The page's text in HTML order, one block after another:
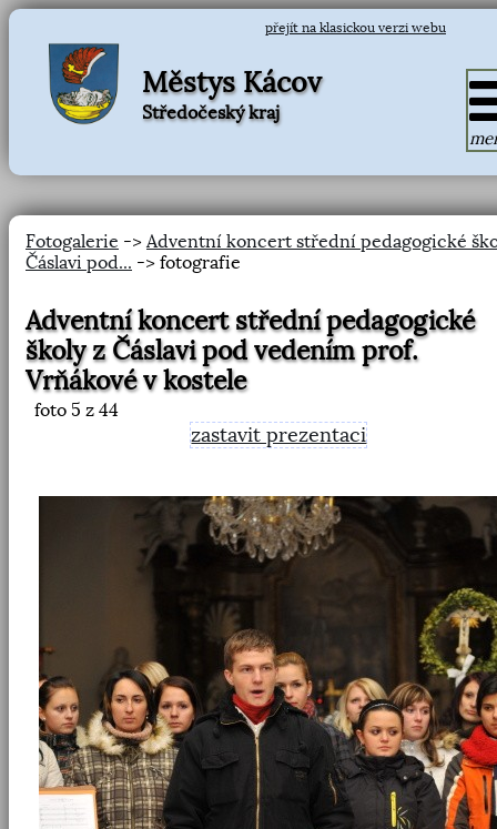
přejít na klasickou verzi webu
Městys Kácov
Středočeský kraj
Fotogalerie -> Adventní koncert střední pedagogické
Čáslavi pod... -> fotografie
Adventní koncert střední pedagogické
školy z Čáslavi pod vedením prof.
Vrňákové v kostele
foto 5 z 44
zastavit prezentaci